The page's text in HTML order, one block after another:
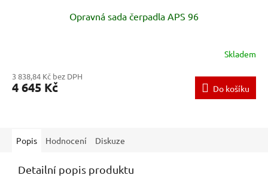
Opravná sada čerpadla APS 96
Skladem
3 838,84 Kč bez DPH
4 645 Kč Do košíku
Popis Hodnocení Diskuze
Detailní popis produktu